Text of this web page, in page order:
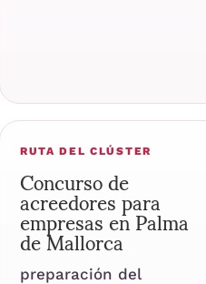
RUTA DEL CLÚSTER
Concurso de
acreedores para
empresas en Palma
de Mallorca
preparación del